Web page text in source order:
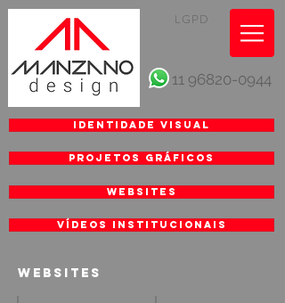
LGPD
11 96820-0944
Identidade Visual
Projetos gráficos
Websites
vídeos institucionais
WEBSITES